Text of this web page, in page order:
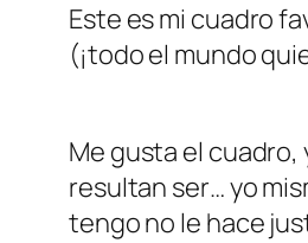
Este es mi cuadro
(¡todo el mundo
Me gusta el
resultan ser… yo
tengo no le hace